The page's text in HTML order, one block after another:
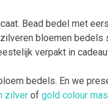
Bead bedel met
bloemen bedels
verpakt in
bedels. En we
zilver of gold colour